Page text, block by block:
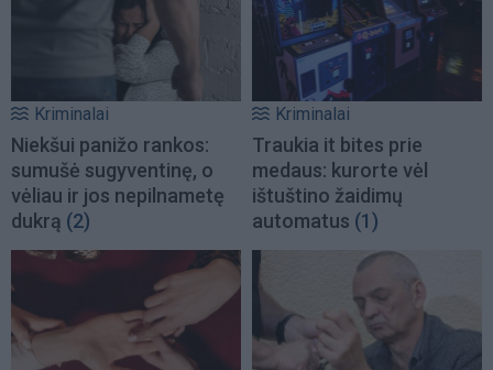
Kriminalai
Niekšui panižo rankos:
sumušė sugyventinę, o
vėliau ir jos nepilnametę
dukrą (2)
Kriminalai
Traukia it bites prie
medaus: kurorte vėl
ištuštino žaidimų
automatus (1)